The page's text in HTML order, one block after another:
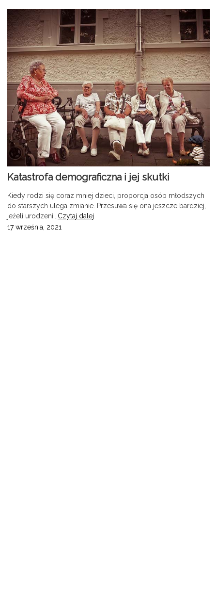
Katastrofa demograficzna i jej skutki
Kiedy rodzi się coraz mniej dzieci, proporcja osób młodszych
do starszych ulega zmianie. Przesuwa się ona jeszcze bardziej,
jeżeli urodzeni... Czytaj dalej
17 września, 2021